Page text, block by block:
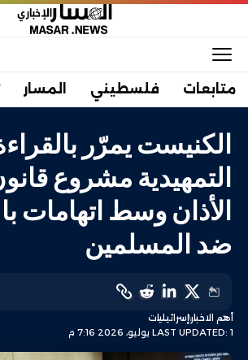
متابعات فلسطيني المسار
الكنيست يمرّر
التمهيدية مشروع
الأذان وسط اتهامات
ضد المسلمين
LAST UPDATED: 1 يوليو، 2026 7:16 م
أهم الاخبارإسرائيليات